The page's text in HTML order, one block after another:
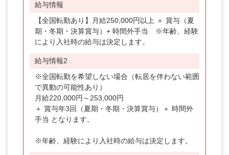
給与情報
【全国転勤あり】月給250,000円以上 ＋ 賞与（夏
期・冬期・決算賞与）+ 時間外手当 ※年齢、経験
により入社時の給与は決定します。
給与情報2
※全国転勤を希望しない場合（転居を伴わない範囲
で異動の可能性あり）
月給220,000円～253,000円
＋ 賞与年3回（夏期・冬期・決算賞与）＋ 時間外
手当 となります。
※年齢、経験により入社時の給与は決定します。